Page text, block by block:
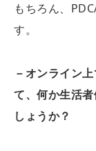
もちろん、
す。
－オンライン
て、何か生活
しょうか？